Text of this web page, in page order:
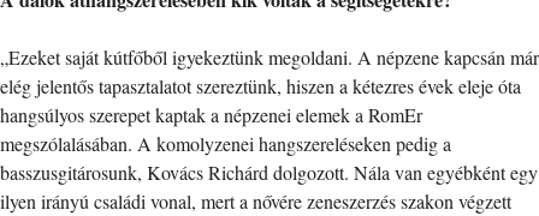
„Ezeket saját kútfőből igyekeztünk megoldani. A népzene kapcsán már
elég jelentős tapasztalatot szereztünk, hiszen a kétezres évek eleje óta
hangsúlyos szerepet kaptak a népzenei elemek a RomEr
megszólalásában. A komolyzenei hangszereléseken pedig a
basszusgitárosunk, Kovács Richárd dolgozott. Nála van egyébként egy
ilyen irányú családi vonal, mert a nővére zeneszerzés szakon végzett